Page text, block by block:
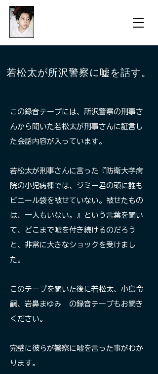
若松太が所沢警察に嘘を話す。
この録音テープには、所沢警察の刑事さ
んから聞いた若松太が刑事さんに証言し
た会話内容が入っています。
若松太が刑事さんに言った
『防衛大学病
院の小児病棟では、ジミー君の頭に誰も
ビニール袋を被せていない。被せたもの
は、一人もいない。』
という言葉を聞い
て、どこまで嘘を付き続けるのだろう
と、非常に大きなショックを受けまし
た。
​このテープを聞いた後に若松太、小島令
嗣、岩鼻まゆみ の録音テープもお聞き
ください。
完璧に彼らが警察に嘘を言った事がわか
ります。